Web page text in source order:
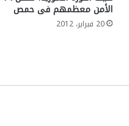
الأمن معظمهم فى حمص
20 فبراير، 2012